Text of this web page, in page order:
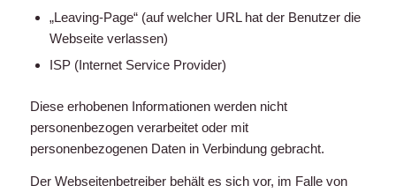
„Leaving-Page“ (auf welcher URL hat der Benutzer die
Webseite verlassen)
ISP (Internet Service Provider)
Diese erhobenen Informationen werden nicht
personenbezogen verarbeitet oder mit
personenbezogenen Daten in Verbindung gebracht.
Der Webseitenbetreiber behält es sich vor, im Falle von